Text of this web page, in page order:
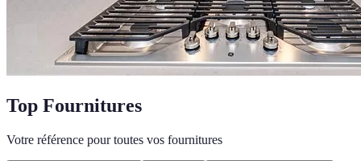
Top Fournitures
Votre référence pour toutes vos fournitures